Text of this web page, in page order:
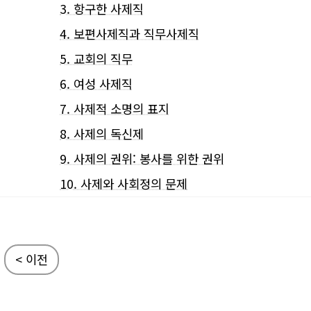
3. 항구한 사제직
4. 보편사제직과 직무사제직
5. 교회의 직무
6. 여성 사제직
7. 사제적 소명의 표지
8. 사제의 독신제
9. 사제의 권위: 봉사를 위한 권위
10. 사제와 사회정의 문제
< 이전